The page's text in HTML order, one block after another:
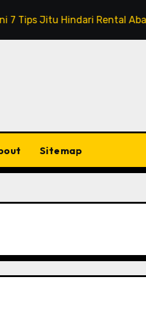
Hindari Rental Abal-abal!
Sitemap